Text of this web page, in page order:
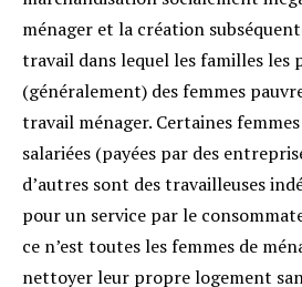
ménager et la création
travail dans lequel les familles les
(généralement) des femmes
travail ménager. Certaines
salariées (payées par des
d’autres sont des travailleuses
pour un service par le
ce n’est toutes les femmes de
nettoyer leur propre logement